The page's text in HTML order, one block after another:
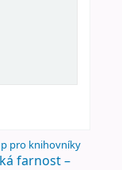
pro knihovníky
farnost –